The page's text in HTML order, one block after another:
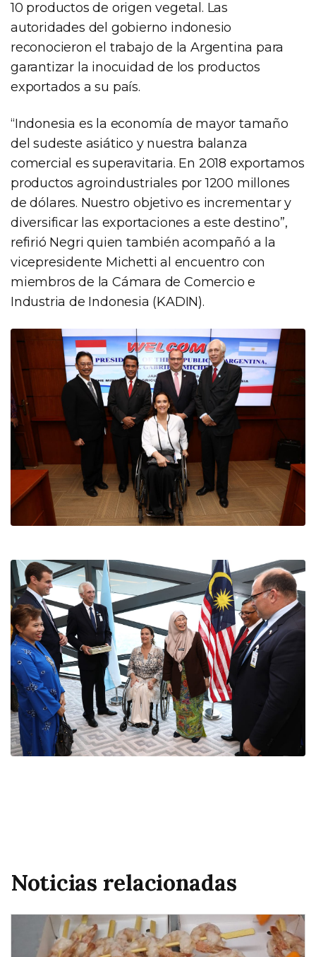
10 productos de origen vegetal. Las
autoridades del gobierno indonesio
reconocieron el trabajo de la Argentina para
garantizar la inocuidad de los productos
exportados a su país.
“Indonesia es la economía de mayor tamaño
del sudeste asiático y nuestra balanza
comercial es superavitaria. En 2018 exportamos
productos agroindustriales por 1200 millones
de dólares. Nuestro objetivo es incrementar y
diversificar las exportaciones a este destino”,
refirió Negri quien también acompañó a la
vicepresidente Michetti al encuentro con
miembros de la Cámara de Comercio e
Industria de Indonesia (KADIN).
Noticias relacionadas